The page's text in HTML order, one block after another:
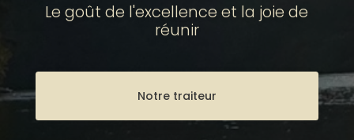
Le goût de l'excellence et la joie de
réunir
Notre traiteur